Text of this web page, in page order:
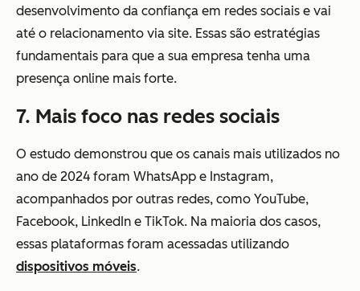
desenvolvimento da confiança em redes sociais e vai
até o relacionamento via site. Essas são estratégias
fundamentais para que a sua empresa tenha uma
presença online mais forte.
7. Mais foco nas redes sociais
O estudo demonstrou que os canais mais utilizados no
ano de 2024 foram WhatsApp e Instagram,
acompanhados por outras redes, como YouTube,
Facebook, LinkedIn e TikTok. Na maioria dos casos,
essas plataformas foram acessadas utilizando
dispositivos móveis.